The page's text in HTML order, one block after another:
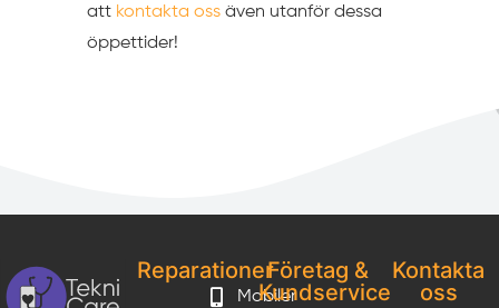
att kontakta ossäven utanför dessa
öppettider!
Reparationer
Mobiler
Företag &
Kundservice
Kontakta
oss